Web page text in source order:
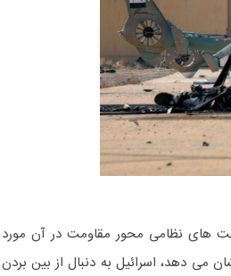
های نظامی محور مقاومت در آن مورد
می دهد، اسرائیل به دنبال از بین بردن